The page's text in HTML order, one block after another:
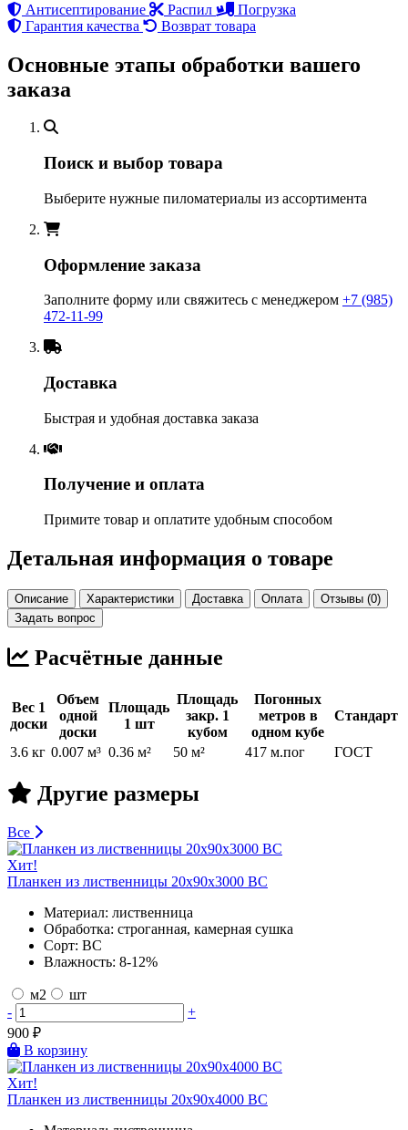
Антисептирование
Распил
Погрузка
Гарантия качества
Возврат товара
Основные этапы обработки вашего
заказа
Поиск и выбор товара
Выберите нужные пиломатериалы из ассортимента
Оформление заказа
Заполните форму или свяжитесь с менеджером +7 (985)
472-11-99
Доставка
Быстрая и удобная доставка заказа
Получение и оплата
Примите товар и оплатите удобным способом
Детальная информация о товаре
Описание Характеристики Доставка Оплата
Отзывы (0)
Задать вопрос
Расчётные данные
Вес 1
доски
Объем
одной
доски
Площадь
1 шт
Площадь
закр. 1
кубом
Погонных
метров в
одном кубе
Стандарт
3.6 кг 0.007 м³ 0.36 м² 50 м² 417 м.пог ГОСТ
Другие размеры
Все
Хит!
Планкен из лиственницы 20х90х3000 BC
Материал: лиственница
Обработка: строганная, камерная сушка
Сорт: BC
Влажность: 8-12%
м2
шт
-
+
900 ₽
В корзину
Хит!
Планкен из лиственницы 20х90х4000 BC